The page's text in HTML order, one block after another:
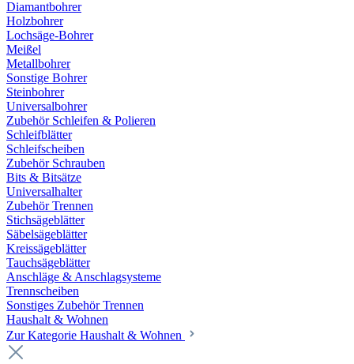
Diamantbohrer
Holzbohrer
Lochsäge-Bohrer
Meißel
Metallbohrer
Sonstige Bohrer
Steinbohrer
Universalbohrer
Zubehör Schleifen & Polieren
Schleifblätter
Schleifscheiben
Zubehör Schrauben
Bits & Bitsätze
Universalhalter
Zubehör Trennen
Stichsägeblätter
Säbelsägeblätter
Kreissägeblätter
Tauchsägeblätter
Anschläge & Anschlagsysteme
Trennscheiben
Sonstiges Zubehör Trennen
Haushalt & Wohnen
Zur Kategorie Haushalt & Wohnen